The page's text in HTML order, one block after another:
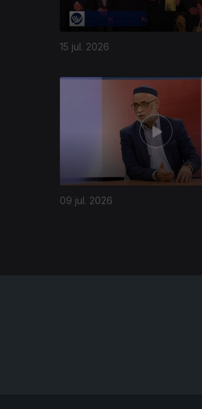
15 jul. 2026
09 jul. 2026
940972